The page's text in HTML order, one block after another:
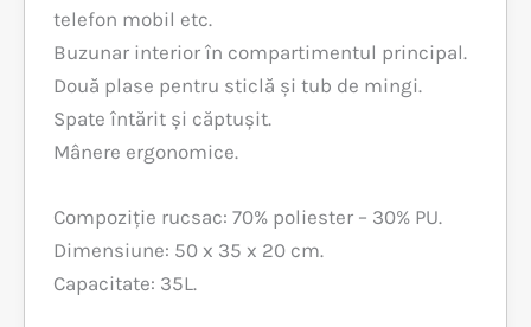
telefon mobil etc.
Buzunar interior în compartimentul principal.
Două plase pentru sticlă și tub de mingi.
Spate întărit și căptușit.
Mânere ergonomice.
Compoziție rucsac: 70% poliester – 30% PU.
Dimensiune: 50 x 35 x 20 cm.
Capacitate: 35L.